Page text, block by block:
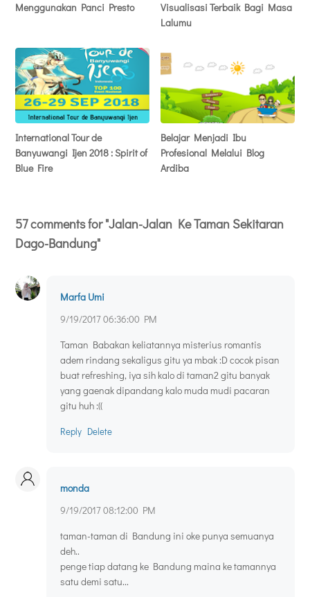
Menggunakan Panci Presto
Visualisasi Terbaik Bagi Masa
Lalumu
International Tour de
Banyuwangi Ijen 2018 : Spirit of
Blue Fire
Belajar Menjadi Ibu
Profesional Melalui Blog
Ardiba
57 comments for "Jalan-Jalan Ke Taman Sekitaran
Dago-Bandung"
Marfa Umi
9/19/2017 06:36:00 PM
Taman Babakan keliatannya misterius romantis
adem rindang sekaligus gitu ya mbak :D cocok pisan
buat refreshing, iya sih kalo di taman2 gitu banyak
yang gaenak dipandang kalo muda mudi pacaran
gitu huh :((
Reply Delete
monda
9/19/2017 08:12:00 PM
taman-taman di Bandung ini oke punya semuanya
deh..
penge tiap datang ke Bandung maina ke tamannya
satu demi satu...